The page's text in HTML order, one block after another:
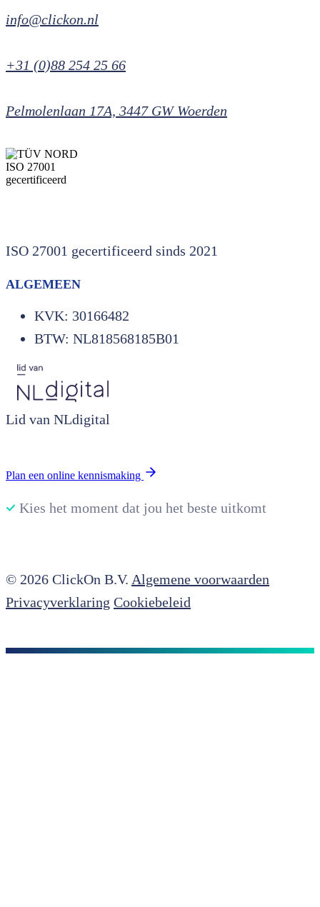
info@clickon.nl
+31 (0)88 254 25 66
Pelmolenlaan 17A, 3447 GW Woerden
ISO 27001 gecertificeerd sinds 2021
ALGEMEEN
KVK: 30166482
BTW: NL818568185B01
Lid van NLdigital
Plan een online kennismaking
Kies het moment dat jou het beste uitkomt
© 2026 ClickOn B.V. Algemene voorwaarden
Privacyverklaring Cookiebeleid